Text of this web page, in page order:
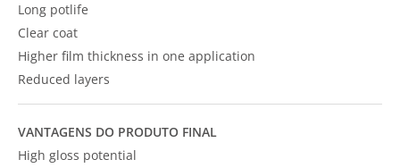
Long potlife
Clear coat
Higher film thickness in one application
Reduced layers
VANTAGENS DO PRODUTO FINAL
High gloss potential